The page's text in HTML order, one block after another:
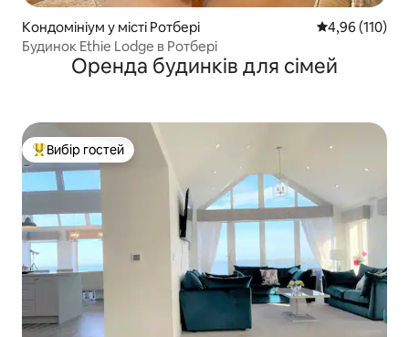
Кондомініум у місті Ротбері Середня
4,96 (110)
Будинок Ethie Lodge в Ротбері
Оренда будинків для сімей
Топ вибір гостей
Вибір гостей